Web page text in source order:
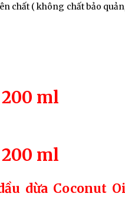
chất ( không chất bảo
ml
ml
dừa Coconut Oi